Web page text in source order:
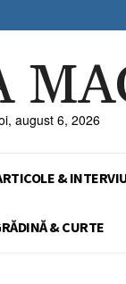
august 6, 2026
&
& CURTE